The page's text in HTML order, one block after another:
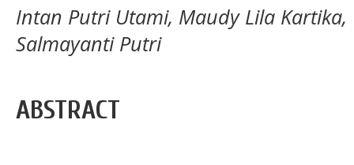
Intan Putri Utami, Maudy Lila Kartika,
Salmayanti Putri
ABSTRACT